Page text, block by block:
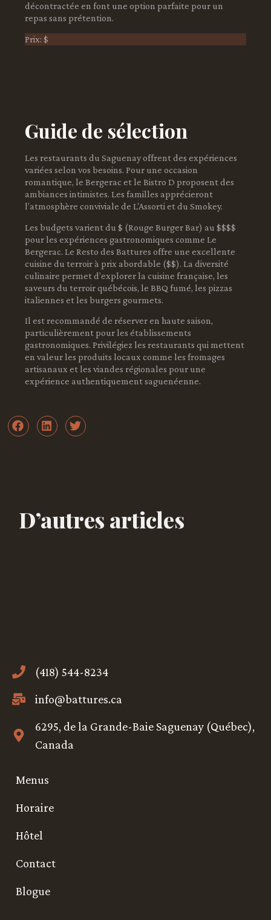
décontractée en font une option parfaite pour un
repas sans prétention.
Prix: $
Guide de sélection
Les restaurants du Saguenay offrent des expériences
variées selon vos besoins. Pour une occasion
romantique, le Bergerac et le Bistro D proposent des
ambiances intimistes. Les familles apprécieront
l’atmosphère conviviale de L’Assorti et du Smokey.
Les budgets varient du $ (Rouge Burger Bar) au $$$$
pour les expériences gastronomiques comme Le
Bergerac. Le Resto des Battures offre une excellente
cuisine du terroir à prix abordable ($$). La diversité
culinaire permet d’explorer la cuisine française, les
saveurs du terroir québécois, le BBQ fumé, les pizzas
italiennes et les burgers gourmets.
Il est recommandé de réserver en haute saison,
particulièrement pour les établissements
gastronomiques. Privilégiez les restaurants qui mettent
en valeur les produits locaux comme les fromages
artisanaux et les viandes régionales pour une
expérience authentiquement saguenéenne.
D’autres articles
Menus
Horaire
Hôtel
Contact
Blogue
(418) 544-8234
info@battures.ca
6295, de la Grande-Baie Saguenay (Québec),
Canada